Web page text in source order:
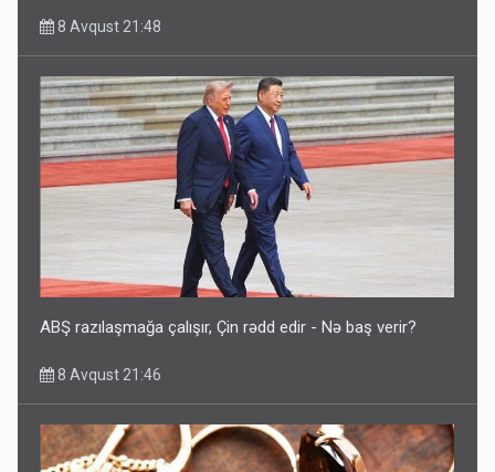
8 Avqust 21:48
ABŞ razılaşmağa çalışır, Çin rədd edir - Nə baş verir?
8 Avqust 21:46